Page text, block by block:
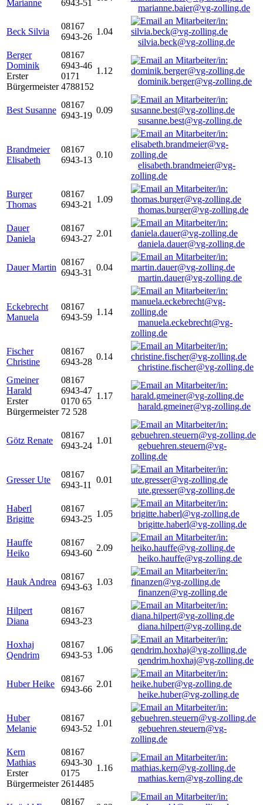
Marianne
6943-51
marianne.baier@vg-zolling.de
Beck Silvia
08167
6943-26
1.04
silvia.beck@vg-zolling.de
Berger
Dominik
Erster
Bürgermeister
08167
6943-46
0171
4788152
1.12
dominik.berger@vg-zolling.de
Best Susanne
08167
6943-19
0.09
susanne.best@vg-zolling.de
Brandmeier
Elisabeth
08167
6943-13
0.10
elisabeth.brandmeier@vg-
zolling.de
Burger
Thomas
08167
6943-21
1.09
thomas.burger@vg-zolling.de
Dauer
Daniela
08167
6943-27
2.01
daniela.dauer@vg-zolling.de
Dauer Martin
08167
6943-31
0.04
martin.dauer@vg-zolling.de
Eckebrecht
Manuela
08167
6943-59
1.14
manuela.eckebrecht@vg-
zolling.de
Fischer
Christine
08167
6943-28
0.14
christine.fischer@vg-zolling.de
Gmeiner
Harald
Erster
Bürgermeister
08167
6943-47
0170 65
72 528
1.17
harald.gmeiner@vg-zolling.de
Götz Renate
08167
6943-24
1.01
gebuehren.steuern@vg-
zolling.de
Gresser Ute
08167
6943-11
0.01
ute.gresser@vg-zolling.de
Haberl
Brigitte
08167
6943-25
1.05
brigitte.haberl@vg-zolling.de
Hauffe
Heiko
08167
6943-60
2.09
heiko.hauffe@vg-zolling.de
Hauk Andrea
08167
6943-63
1.03
finanzen@vg-zolling.de
Hilpert
Diana
08167
6943-23
diana.hilpert@vg-zolling.de
Hoxhaj
Qendrim
08167
6943-53
1.06
qendrim.hoxhaj@vg-zolling.de
Huber Heike
08167
6943-66
2.01
heike.huber@vg-zolling.de
Huber
Melanie
08167
6943-52
1.01
gebuehren.steuern@vg-
zolling.de
Kern
Mathias
Erster
Bürgermeister
08167
6943-30
0175
2614485
1.16
mathias.kern@vg-zolling.de
08167